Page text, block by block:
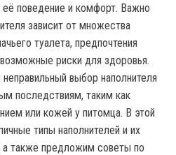
поведение и комфорт. Важно
зависит от множества
туалета, предпочтения
риски для здоровья.
неправильный выбор наполнителя
последствиям, таким как
или кожей у питомца. В этой
типы наполнителей и их
а также предложим советы по